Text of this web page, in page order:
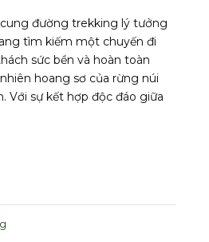
cung đường trekking lý tưởng
tìm kiếm một chuyến đi
sức bền và hoàn toàn
hoang sơ của rừng núi
Với sự kết hợp độc đáo giữa